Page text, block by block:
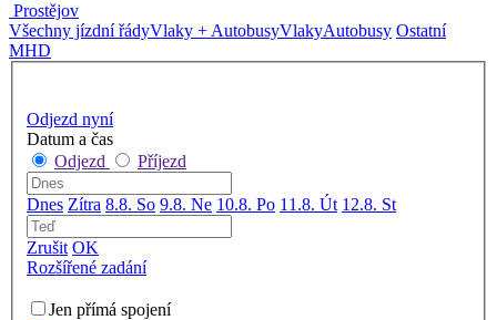
Prostějov
Všechny jízdní řádyVlaky + AutobusyVlakyAutobusy Ostatní
MHD
Odjezd nyní
Datum a čas
Odjezd
Příjezd
Dnes Zítra 8.8. So 9.8. Ne 10.8. Po 11.8. Út 12.8. St
Zrušit OK
Rozšířené zadání
Jen přímá spojení